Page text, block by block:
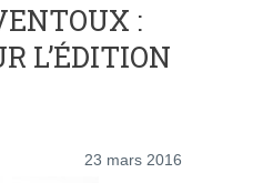
:
L’ÉDITION
23 mars 2016